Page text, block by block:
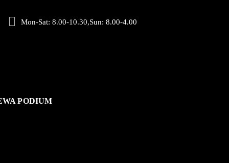
Mon-Sat: 8.00-10.30,Sun: 8.00-4.00
PODIUM